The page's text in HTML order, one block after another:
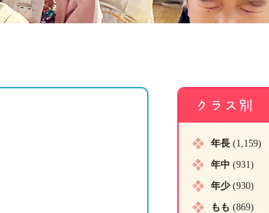
クラス別
年長 (1,159)
年中 (931)
年少(930)
もも (869)